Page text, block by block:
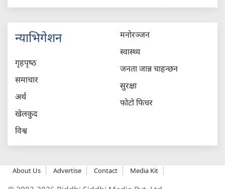
न्याभिगेशन
गृहपृष्‍ठ
समाचार
अर्थ
खेलकुद
विश्व
मनोरञ्जन
स्वास्थ्य
जनता जान्न चाहन्छन
सुरक्षा
फोटो फिचर
About Us Advertise Contact Media Kit